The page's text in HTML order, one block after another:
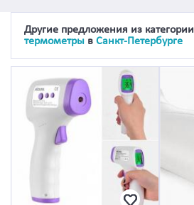
Другие предложения из категории
термометры в Санкт-Петербурге